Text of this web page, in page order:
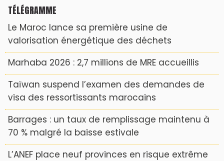
TÉLÉGRAMME
Le Maroc lance sa première usine de
valorisation énergétique des déchets
Marhaba 2026 : 2,7 millions de MRE accueillis
Taïwan suspend l’examen des demandes de
visa des ressortissants marocains
Barrages : un taux de remplissage maintenu à
70 % malgré la baisse estivale
L’ANEF place neuf provinces en risque extrême